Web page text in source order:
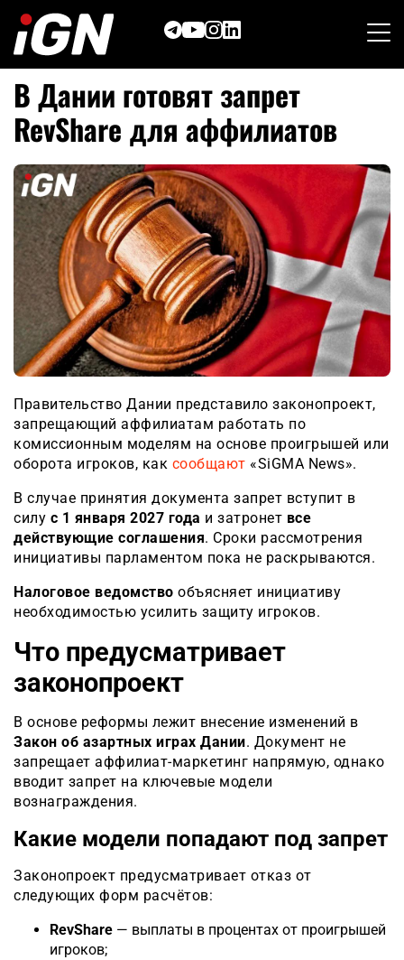
content
В Дании готовят запрет
RevShare для аффилиатов
Правительство Дании представило законопроект,
запрещающий аффилиатам работать по
комиссионным моделям на основе проигрышей или
оборота игроков, как сообщают «SiGMA News».
В случае принятия документа запрет вступит в
силу с 1 января 2027 года и затронет все
действующие соглашения. Сроки рассмотрения
инициативы парламентом пока не раскрываются.
Налоговое ведомство объясняет инициативу
необходимостью усилить защиту игроков.
Что предусматривает
законопроект
В основе реформы лежит внесение изменений в
Закон об азартных играх Дании. Документ не
запрещает аффилиат-маркетинг напрямую, однако
вводит запрет на ключевые модели
вознаграждения.
Какие модели попадают под запрет
Законопроект предусматривает отказ от
следующих форм расчётов:
RevShare — выплаты в процентах от проигрышей
игроков;